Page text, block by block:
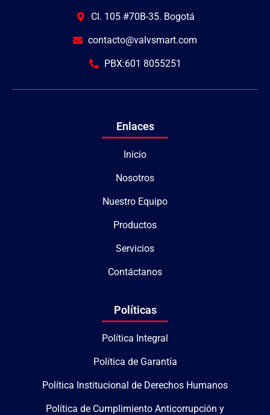
Cl. 105 #70B-35. Bogotá
contacto@valvsmart.com
PBX:601 8055251
Enlaces
Inicio
Nosotros
Nuestro Equipo
Productos
Servicios
Contáctanos
Políticas
Política Integral
Política de Garantía
Política Institucional de Derechos Humanos
Política de Cumplimiento Anticorrupción y